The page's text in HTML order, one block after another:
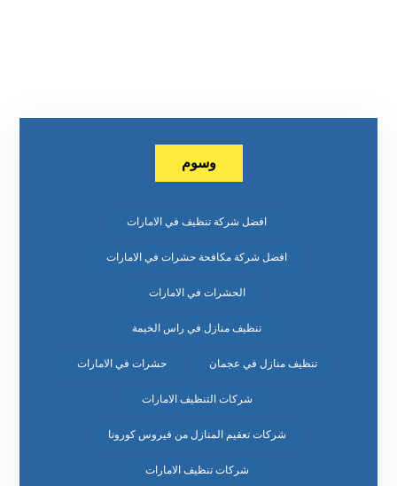
وسوم
افضل شركة تنظيف في الامارات
افضل شركة مكافحة حشرات في الامارات
الحشرات في الامارات
تنظيف منازل في راس الخيمة
تنظيف منازل في عجمان حشرات في الامارات
شركات التنظيف الامارات
شركات تعقيم المنازل من فيروس كورونا
شركات تنظيف الامارات